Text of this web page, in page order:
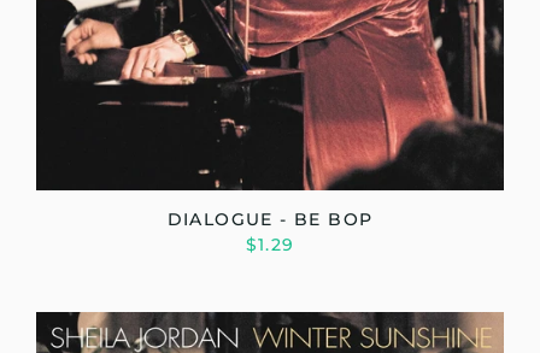
DIALOGUE - BE BOP
$1.29